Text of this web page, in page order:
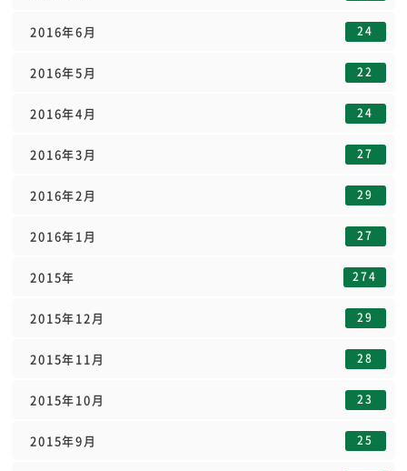
2016年6月 24
2016年5月 22
2016年4月 24
2016年3月 27
2016年2月 29
2016年1月 27
2015年 274
2015年12月 29
2015年11月 28
2015年10月 23
2015年9月 25